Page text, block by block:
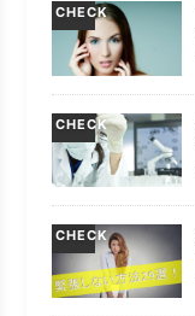
CHECK
CHECK
CHECK